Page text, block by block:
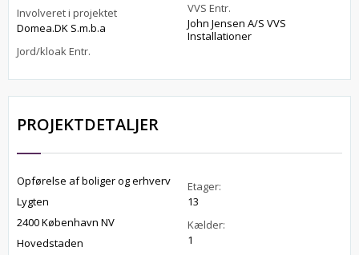
Involveret i projektet
Domea.DK S.m.b.a
Jord/kloak Entr.
VVS Entr.
John Jensen A/S VVS
Installationer
PROJEKTDETALJER
Opførelse af boliger og erhverv
Lygten
2400 København NV
Hovedstaden
Etager:
13
Kælder:
1